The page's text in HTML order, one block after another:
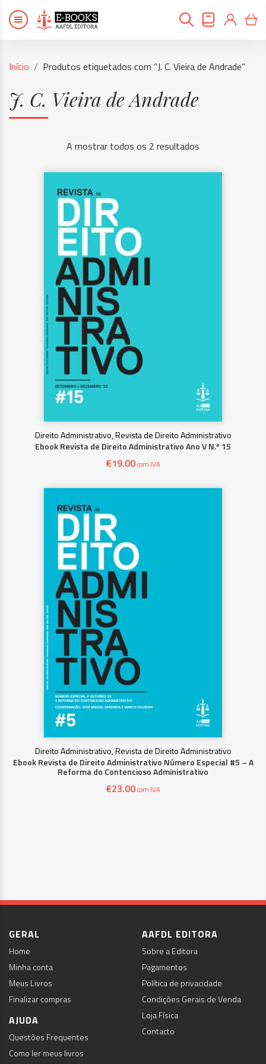
Início Produtos etiquetados com “J. C. Vieira de Andrade”
J. C. Vieira de Andrade
A mostrar todos os 2 resultados
Direito Administrativo, Revista de Direito Administrativo
Ebook Revista de Direito Administrativo Ano V N.º 15
€19.00com IVA
Direito Administrativo, Revista de Direito Administrativo
Ebook Revista de Direito Administrativo Número Especial #5 – A
Reforma do Contencioso Administrativo
€23.00com IVA
GERAL
Home
Minha conta
Meus Livros
Finalizar compras
AJUDA
Questões Frequentes
Como ler meus livros
AAFDL EDITORA
Sobre a Editora
Pagamentos
Política de privacidade
Condições Gerais de Venda
Loja Física
Contacto